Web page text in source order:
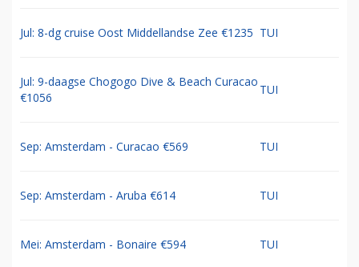
Jul: 8-dg cruise Oost Middellandse Zee €1235 TUI
Jul: 9-daagse Chogogo Dive & Beach Curacao
€1056
TUI
Sep: Amsterdam - Curacao €569 TUI
Sep: Amsterdam - Aruba €614 TUI
Mei: Amsterdam - Bonaire €594 TUI